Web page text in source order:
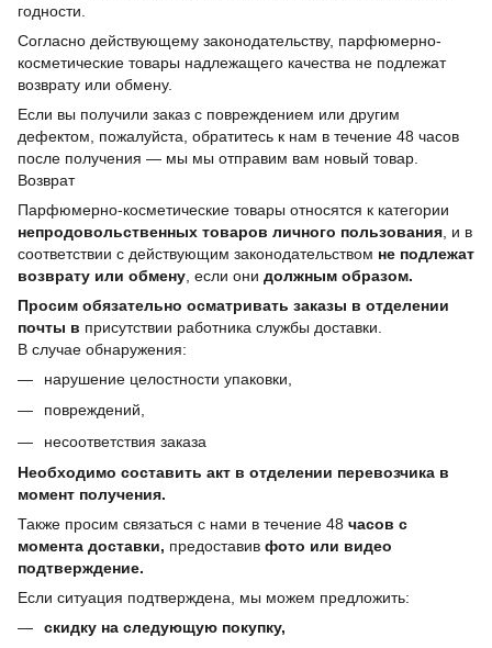
годности.
Согласно действующему законодательству, парфюмерно-
косметические товары надлежащего качества не подлежат
возврату или обмену.
Если вы получили заказ с повреждением или другим
дефектом, пожалуйста, обратитесь к нам в течение 48 часов
после получения — мы мы отправим вам новый товар.
Возврат
Парфюмерно-косметические товары относятся к категории
непродовольственных товаров личного пользования , и в
соответствии с действующим законодательством не подлежат
возврату или обмену , если они должным образом.
Просим обязательно осматривать заказы в отделении
почты в присутствии работника службы доставки.
В случае обнаружения:
нарушение целостности упаковки,
повреждений,
несоответствия заказа
Необходимо составить акт в отделении перевозчика в
момент получения.
Также просим связаться с нами в течение 48 часов с
момента доставки, предоставив фото или видео
подтверждение.
Если ситуация подтверждена, мы можем предложить:
скидку на следующую покупку,